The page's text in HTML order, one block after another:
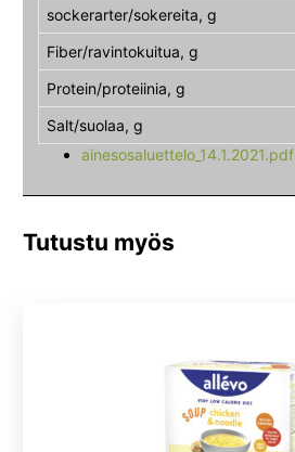
sockerarter/sokereita, g
Fiber/ravintokuitua, g
Protein/proteiinia, g
Salt/suolaa, g
ainesosaluettelo_14.1.2021.pdf
Tutustu myös